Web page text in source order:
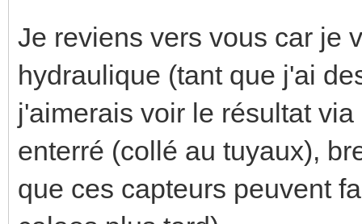
Je reviens vers vous car je
hydraulique (tant que j'ai
j'aimerais voir le résultat
enterré (collé au tuyaux),
que ces capteurs peuvent